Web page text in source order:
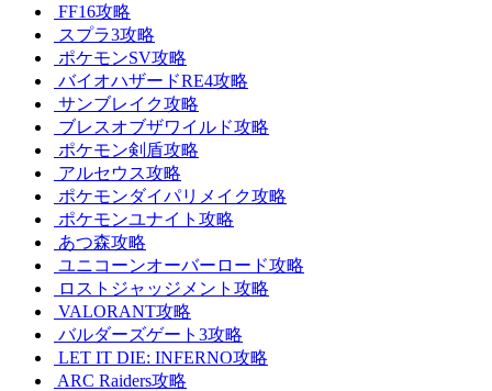
FF16攻略
スプラ3攻略
ポケモンSV攻略
バイオハザードRE4攻略
サンブレイク攻略
ブレスオブザワイルド攻略
ポケモン剣盾攻略
アルセウス攻略
ポケモンダイパリメイク攻略
ポケモンユナイト攻略
あつ森攻略
ユニコーンオーバーロード攻略
ロストジャッジメント攻略
VALORANT攻略
バルダーズゲート3攻略
LET IT DIE: INFERNO攻略
ARC Raiders攻略